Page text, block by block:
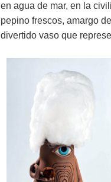
en agua de mar, en la
pepino frescos, amargo
divertido vaso que